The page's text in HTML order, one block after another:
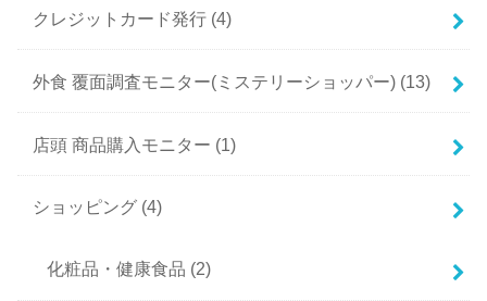
クレジットカード発行 (4)
外食 覆面調査モニター(ミステリーショッパー) (13)
店頭 商品購入モニター (1)
ショッピング (4)
化粧品・健康食品 (2)